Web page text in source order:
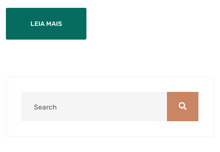
LEIA MAIS